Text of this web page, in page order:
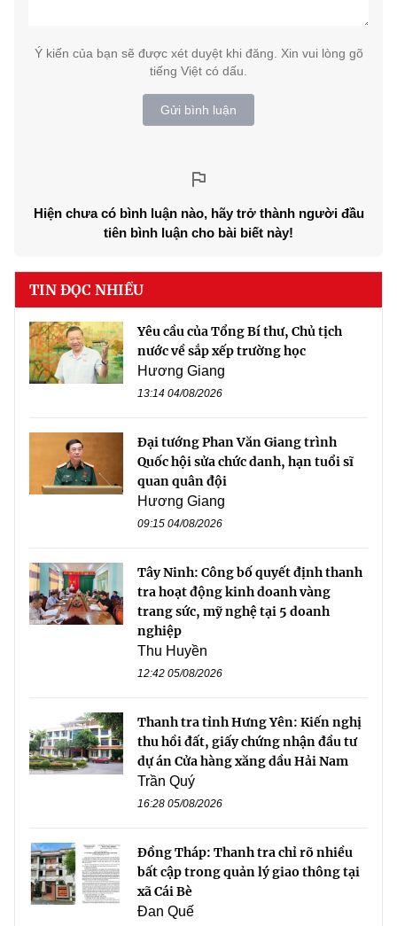
Ý kiến của bạn sẽ được xét duyệt khi đăng. Xin vui lòng gõ
tiếng Việt có dấu.
Gửi bình luận
Hiện chưa có bình luận nào, hãy trở thành người đầu
tiên bình luận cho bài biết này!
TIN ĐỌC NHIỀU
Yêu cầu của Tổng Bí thư, Chủ tịch
nước về sắp xếp trường học
Hương Giang
13:14 04/08/2026
Đại tướng Phan Văn Giang trình
Quốc hội sửa chức danh, hạn tuổi sĩ
quan quân đội
Hương Giang
09:15 04/08/2026
Tây Ninh: Công bố quyết định thanh
tra hoạt động kinh doanh vàng
trang sức, mỹ nghệ tại 5 doanh
nghiệp
Thu Huyền
12:42 05/08/2026
Thanh tra tỉnh Hưng Yên: Kiến nghị
thu hồi đất, giấy chứng nhận đầu tư
dự án Cửa hàng xăng dầu Hải Nam
Trần Quý
16:28 05/08/2026
Đồng Tháp: Thanh tra chỉ rõ nhiều
bất cập trong quản lý giao thông tại
xã Cái Bè
Đan Quế